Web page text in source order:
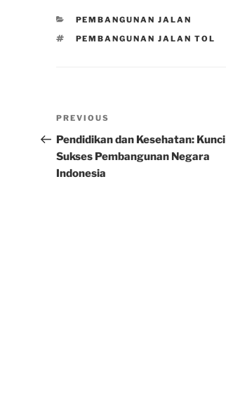
CATEGORIES
PEMBANGUNAN JALAN
TAGS
PEMBANGUNAN JALAN TOL
Post
navigation
Previous
Post
PREVIOUS
Pendidikan dan Kesehatan: Kunci
Sukses Pembangunan Negara
Indonesia